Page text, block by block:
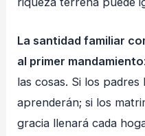
La santidad familiar
al primer mandamiento
las cosas. Si los
aprenderán; si los
gracia llenará cada